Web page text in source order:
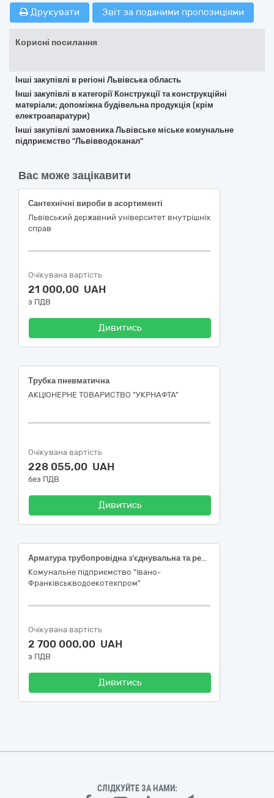
Друкувати Звіт за поданими пропозиціями
Корисні посилання
Інші закупівлі в регіоні Львівська область
Інші закупівлі в категорії Конструкції та конструкційні
матеріали; допоміжна будівельна продукція (крім
електроапаратури)
Інші закупівлі замовника Львівське міське комунальне
підприємство "Львівводоканал"
Вас може зацікавити
Сантехнічні вироби в асортименті
Львівський державний університет внутрішніх
справ
Очікувана вартість
21 000,00 UAH
з ПДВ
Дивитись
Трубка пневматична
АКЦІОНЕРНЕ ТОВАРИСТВО "УКPНAФТА"
Очікувана вартість
228 055,00 UAH
без ПДВ
Дивитись
Арматура трубопровідна з’єднувальна та ремонтна в асортименті за кодом ДК 021:2015:44160000-9 Магістралі, трубопроводи, труби, обсадні труби, тюбінги та супутні вироби
Комунальне підприємство "Івано-
Франківськводоекотехпром"
Очікувана вартість
2 700 000,00 UAH
з ПДВ
Дивитись
СЛІДКУЙТЕ ЗА НАМИ: